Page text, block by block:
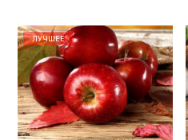
ЛУЧШЕЕ